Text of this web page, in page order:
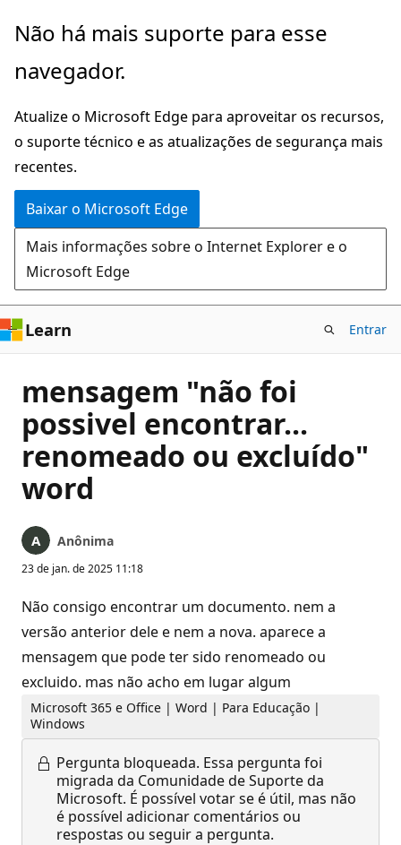
Pular
o
principal
Não há mais suporte para esse
navegador.
Atualize o Microsoft Edge para aproveitar os recursos,
o suporte técnico e as atualizações de segurança mais
recentes.
Baixar o Microsoft Edge
Mais informações sobre o Internet Explorer e o
Microsoft Edge
Learn Entrar
mensagem "não foi
possivel encontrar...
renomeado ou excluído"
word
Anônima
23 de jan. de 2025 11:18
Não consigo encontrar um documento. nem a
versão anterior dele e nem a nova. aparece a
mensagem que pode ter sido renomeado ou
excluido. mas não acho em lugar algum
Microsoft 365 e Office | Word | Para Educação |
Windows
Pergunta bloqueada. Essa pergunta foi
migrada da Comunidade de Suporte da
Microsoft. É possível votar se é útil, mas não
é possível adicionar comentários ou
respostas ou seguir a pergunta.